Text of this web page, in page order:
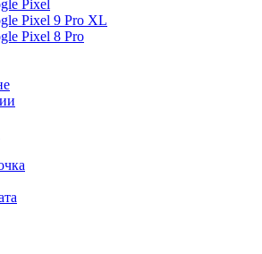
Pixel
Pixel 9 Pro XL
Pixel 8 Pro